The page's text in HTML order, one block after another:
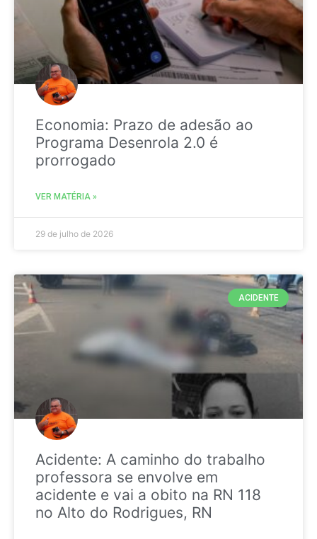
Economia: Prazo de adesão ao
Programa Desenrola 2.0 é
prorrogado
VER MATÉRIA »
29 de julho de 2026
ACIDENTE
Acidente: A caminho do trabalho
professora se envolve em
acidente e vai a obito na RN 118
no Alto do Rodrigues, RN